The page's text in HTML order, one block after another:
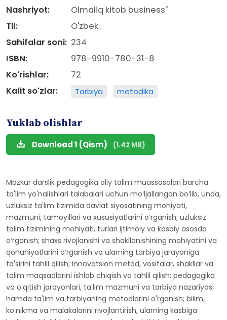
Nashriyot:
Olmaliq kitob business"
Til:
O'zbek
Sahifalar soni: 234
ISBN:
978-9910-780-31-8
Ko'rishlar:
72
Kalit so'zlar:
Tarbiya metodika
Yuklab olishlar
Download 1 (Qism) (1.42 MB)
Mazkur darslik pedagogika oliy talim muassasalari barcha
ta'lim yo'nalishlari talabalari uchun moʻljallangan boʻlib, unda,
uzluksiz ta'lim tizimida davlat siyosatining mohiyati,
mazmuni, tamoyillari va xususiyatlarini oʻrganish; uzluksiz
talim tizimining mohiyati, turlari ijtimoiy va kasbiy asosda
oʻrganish; shaxs rivojlanishi va shakllanishining mohiyatini va
qonuniyatlarini oʻrganish va ularning tarbiya jarayoniga
ta'sirini tahlil qilish; innovatsion metod, vositalar, shakllar va
talim maqsadlarini ishlab chiqish va tahlil qilish; pedagogika
va oʻqitish jarayonlari, ta'lim mazmuni va tarbiya nazariyasi
hamda ta'lim va tarbiyaning metodlarini o'rganish; bilim,
koʻnikma va malakalarini rivojlantirish, ularning kasbiga